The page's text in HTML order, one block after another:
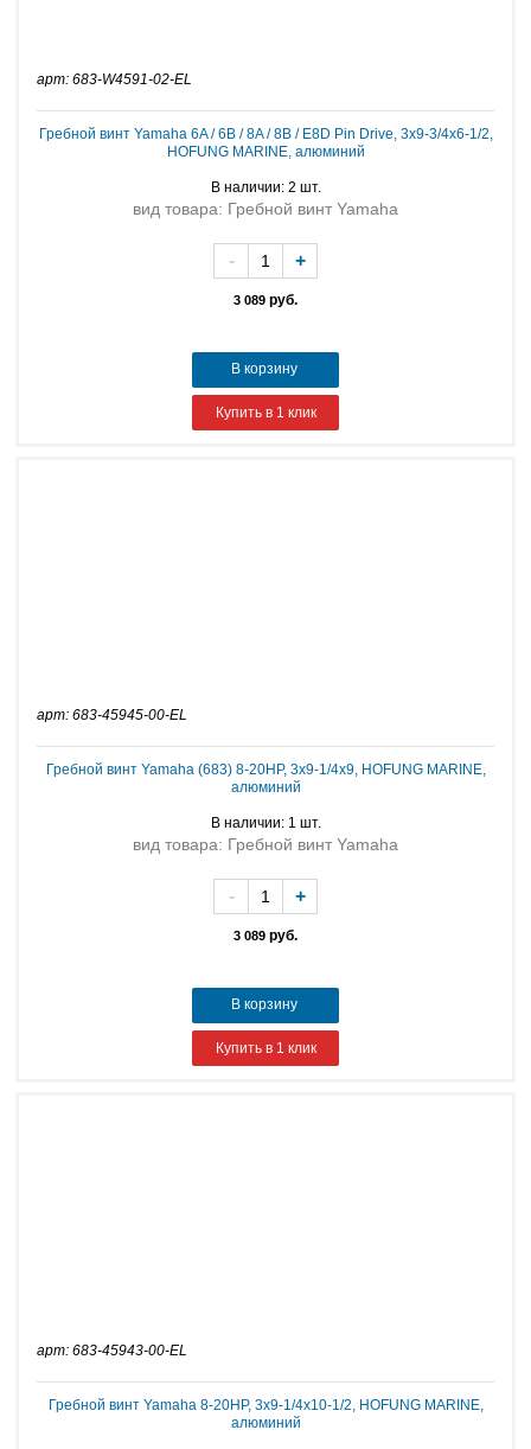
арт: 683-W4591-02-EL
Гребной винт Yamaha 6A / 6B / 8A / 8B / E8D Pin Drive, 3х9-3/4х6-1/2,
HOFUNG MARINE, алюминий
В наличии: 2 шт.
вид товара: Гребной винт Yamaha
3 089 руб.
- +
В корзину
Купить в 1 клик
арт: 683-45945-00-EL
Гребной винт Yamaha (683) 8-20HP, 3х9-1/4х9, HOFUNG MARINE,
алюминий
В наличии: 1 шт.
вид товара: Гребной винт Yamaha
3 089 руб.
- +
В корзину
Купить в 1 клик
арт: 683-45943-00-EL
Гребной винт Yamaha 8-20HP, 3х9-1/4х10-1/2, HOFUNG MARINE,
алюминий